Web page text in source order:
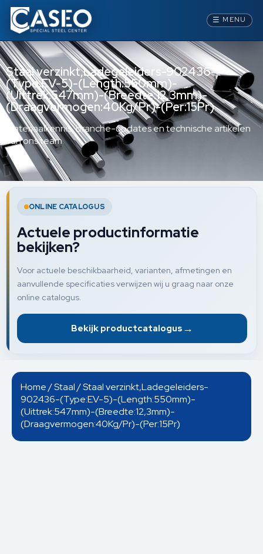
☰ MENU
Staal verzinkt,Ladegeleiders-902436-
(Type:EV-5)-(Length:550mm)-
(Uittrek:547mm)-(Breedte:12,3mm)-
(Draagvermogen:40Kg/Pr)-(Per:15Pr)
Materiaalkennis, branche-updates en technische artikelen
van ons team.
ONLINE CATALOGUS
Actuele productinformatie
bekijken?
Voor actuele beschikbaarheid, varianten, afmetingen en
aanvullende specificaties verwijzen wij u graag naar onze
online catalogus.
Bekijk productcatalogus →
Home/Staal/ Staal verzinkt,Ladegeleiders-
902436-(Type:EV-5)-(Length:550mm)-
(Uittrek:547mm)-(Breedte:12,3mm)-
(Draagvermogen:40Kg/Pr)-(Per:15Pr)